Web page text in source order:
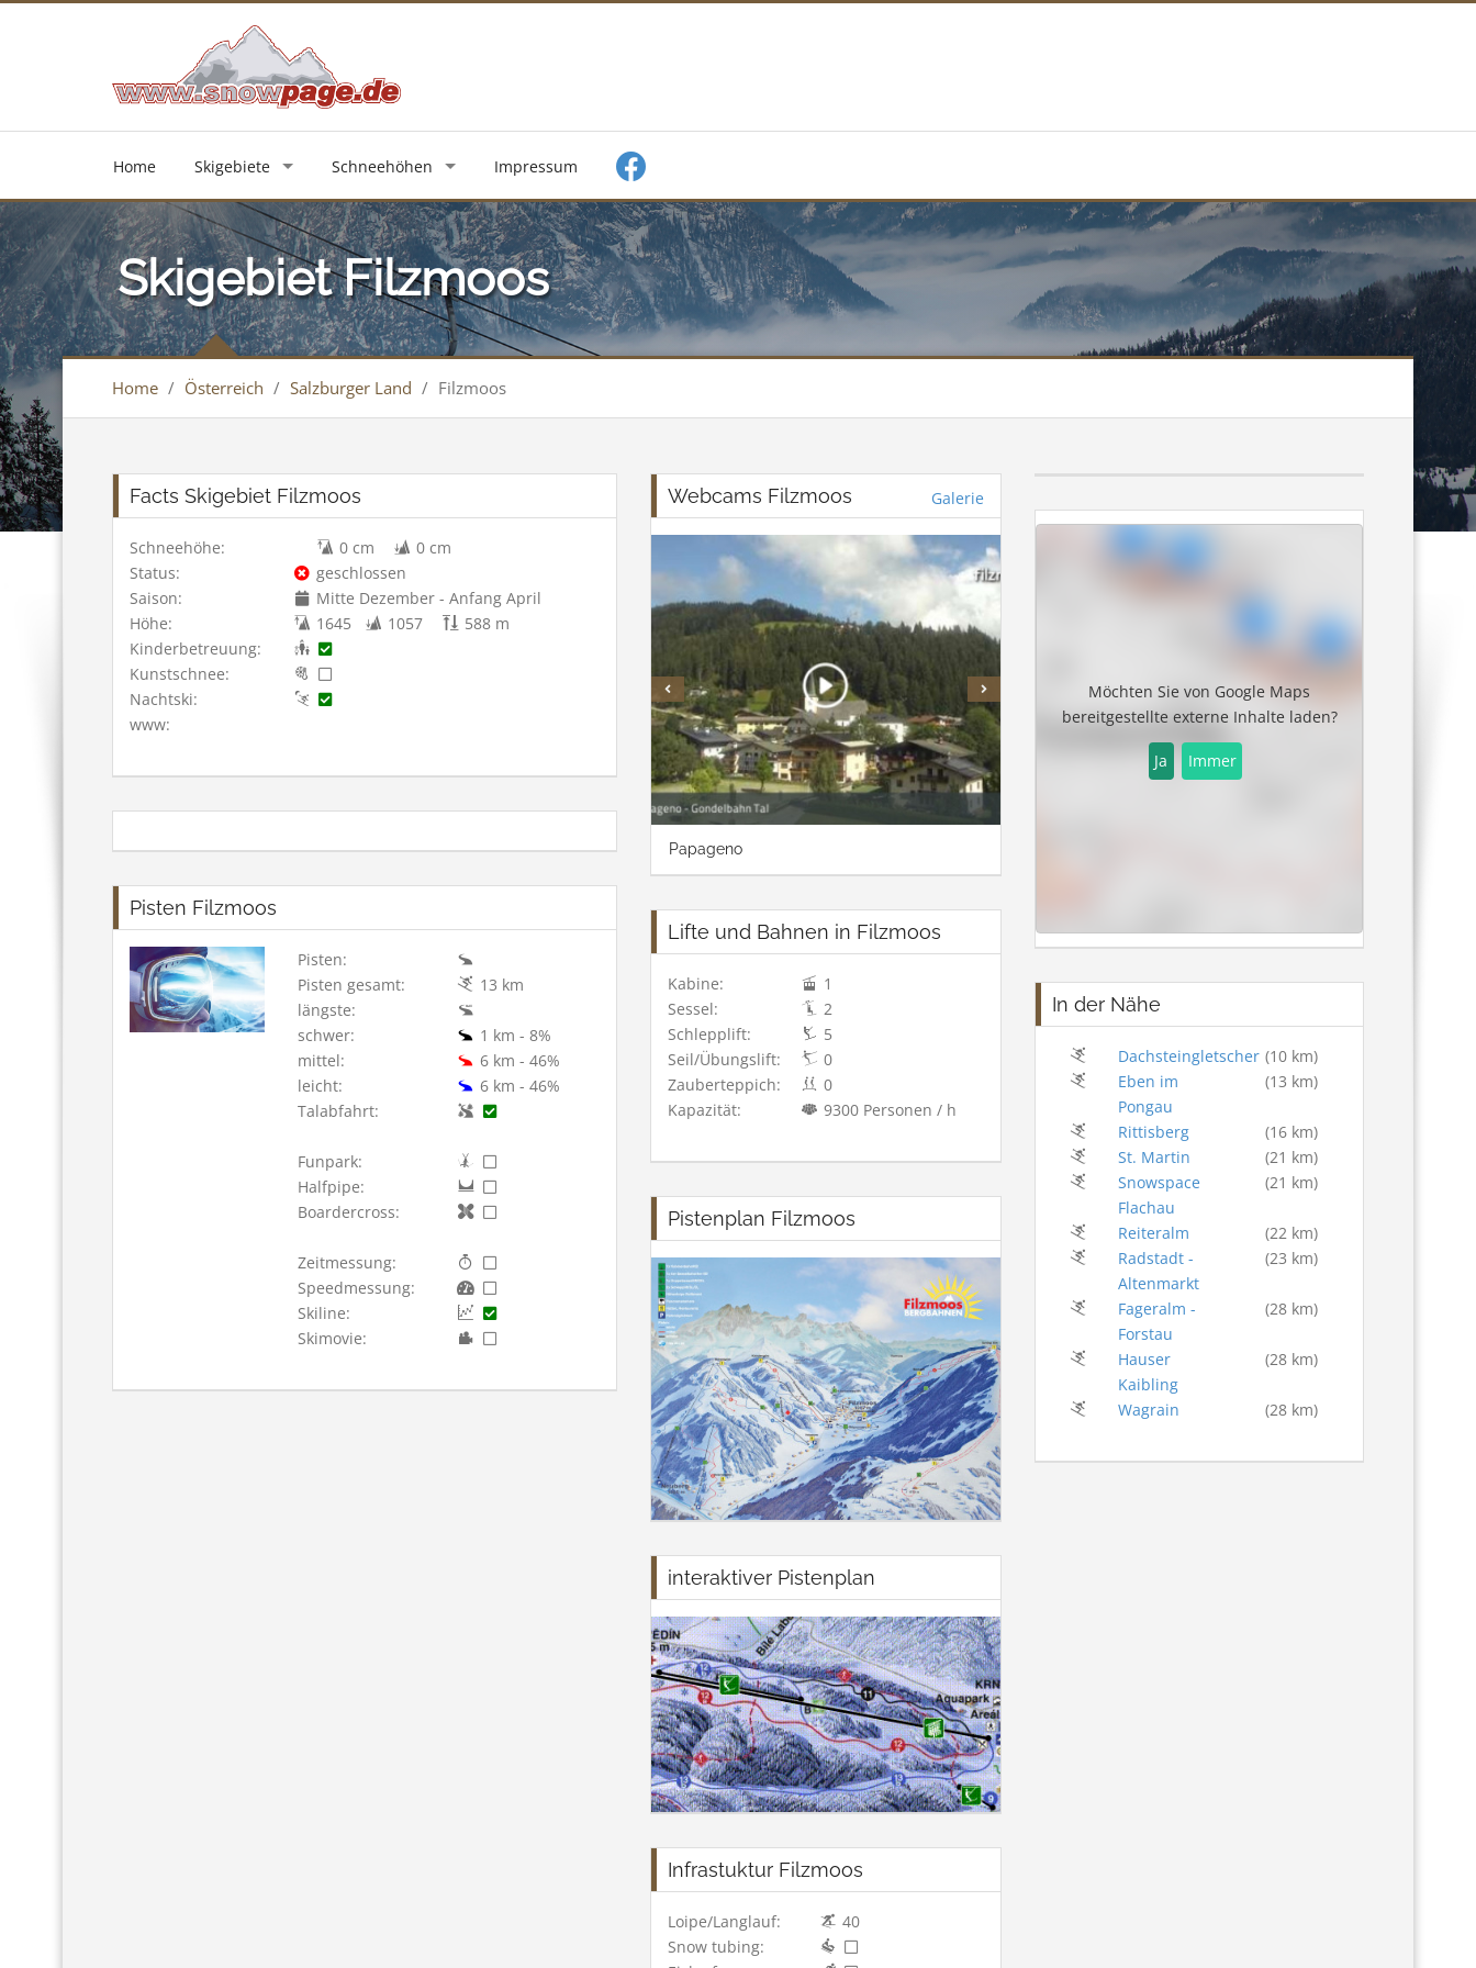
Home Skigebiete Schneehöhen Impressum
Skigebiet Filzmoos
Home / Österreich / Salzburger Land / Filzmoos
Facts Skigebiet Filzmoos
Schneehöhe: 0 cm
0 cm
Status:
geschlossen
Saison:
Mitte Dezember - Anfang April
Höhe:
1645 1057
588 m
Kinderbetreuung:
Kunstschnee:
Nachtski:
www:
Pisten Filzmoos
Pisten:
Pisten gesamt:
13 km
längste:
schwer:
1 km - 8%
mittel:
6 km - 46%
leicht:
6 km - 46%
Talabfahrt:
Funpark:
Halfpipe:
Boardercross:
Zeitmessung:
Speedmessung:
Skiline:
Skimovie:
Webcams Filzmoos Galerie
Papageno
Lifte und Bahnen in Filzmoos
Kabine:
1
Sessel:
2
Schlepplift:
5
Seil/Übungslift:
0
Zauberteppich:
0
Kapazität:
9300 Personen / h
Pistenplan Filzmoos
interaktiver Pistenplan
Infrastuktur Filzmoos
Loipe/Langlauf:
40
Snow tubing:
Möchten Sie von Google Maps
bereitgestellte externe Inhalte laden?
Ja Immer
In der Nähe
Dachsteingletscher (10 km)
Eben im
Pongau
(13 km)
Rittisberg
(16 km)
St. Martin
(21 km)
Snowspace
Flachau
(21 km)
Reiteralm
(22 km)
Radstadt -
Altenmarkt
(23 km)
Fageralm -
Forstau
(28 km)
Hauser
Kaibling
(28 km)
Wagrain (28 km)